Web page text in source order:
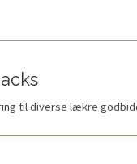
til diverse lækre